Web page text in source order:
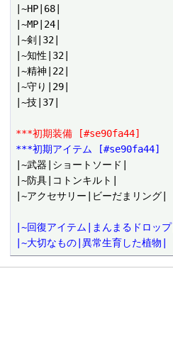
|~HP|68|
|~MP|24|
|~剣|32|
|~知性|32|
|~精神|22|
|~守り|29|
|~技|37|
***初期装備 [#se90fa44]
***初期アイテム [#se90fa44]
|~武器|ショートソード|
|~防具|コトンキルト|
|~回復アイテム|まんまるドロップ|
|~大切なもの|異常生育した植物|